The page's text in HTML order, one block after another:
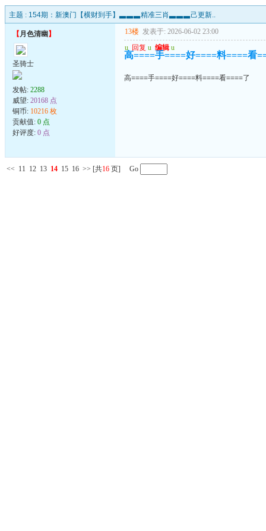
主题 : 154期：新澳门【横财到手】▃▃▃精准三肖▃▃▃己更新..
【月色清幽 】
圣骑士
发帖: 2288
威望: 20168 点
铜币: 10216 枚
贡献值: 0 点
好评度: 0 点
13楼 发表于: 2026-06-02 23:00
u 回复 u 编辑 u
高====手====好====料====看
高====手====好====料====看====了
<< 11 12 13 14 15 16 >> [共16 页] Go